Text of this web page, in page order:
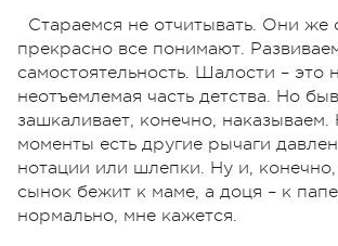
Стараемся не отчитывать. Они же
прекрасно все понимают.
самостоятельность. Шалости – это
неотъемлемая часть детства. Но
зашкаливает, конечно, наказываем.
моменты есть другие рычаги
нотации или шлепки. Ну и, конечно,
сынок бежит к маме, а доця – к
нормально, мне кажется.